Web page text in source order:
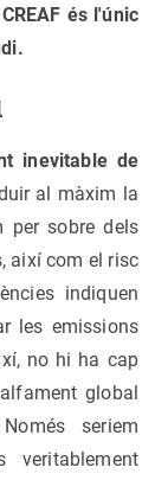
CREAF és l'únic
inevitable de
al màxim la
per sobre dels
així com el risc
indiquen
les emissions
no hi ha cap
global
seriem
veritablement